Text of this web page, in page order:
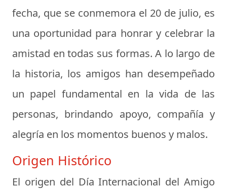
fecha, que se conmemora el 20 de julio, es
una oportunidad para honrar y celebrar la
amistad en todas sus formas. A lo largo de
la historia, los amigos han desempeñado
un papel fundamental en la vida de las
personas, brindando apoyo, compañía y
alegría en los momentos buenos y malos.
Origen Histórico
El origen del Día Internacional del Amigo